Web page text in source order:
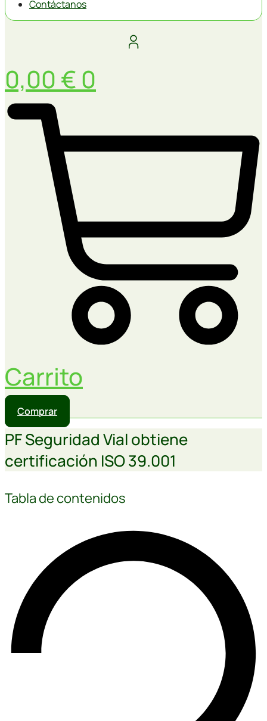
Contáctanos
0,00 € 0
Carrito
Comprar
PF Seguridad Vial obtiene
certificación ISO 39.001
Tabla de contenidos